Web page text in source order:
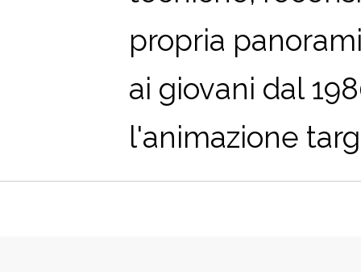
propria
ai giovani dal
l'animazione